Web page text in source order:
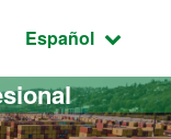
Idioma
Español